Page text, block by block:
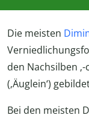
Die meisten
den Nachsilben ‚-
(‚Äuglein‘)
Bei den meisten